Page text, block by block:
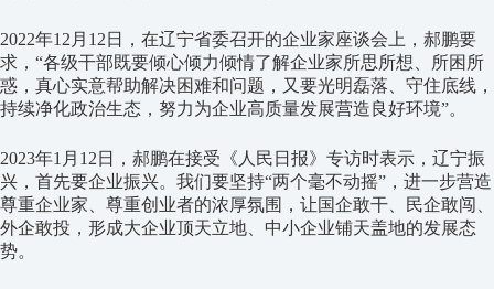
2022年12月12日，在辽宁省委召开的企业家座谈会上，郝鹏要
求，“各级干部既要倾心倾力倾情了解企业家所思所想、所困所
惑，真心实意帮助解决困难和问题，又要光明磊落、守住底线，
持续净化政治生态，努力为企业高质量发展营造良好环境”。
2023年1月12日，郝鹏在接受《人民日报》专访时表示，辽宁振
兴，首先要企业振兴。我们要坚持“两个毫不动摇”，进一步营造
尊重企业家、尊重创业者的浓厚氛围，让国企敢干、民企敢闯、
外企敢投，形成大企业顶天立地、中小企业铺天盖地的发展态
势。